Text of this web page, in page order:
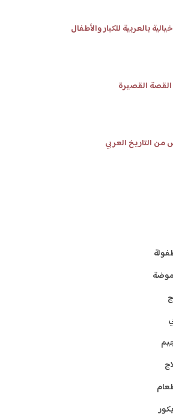
بالعربية للكبار والأطفال
القصة القصيرة
التاريخ العربي